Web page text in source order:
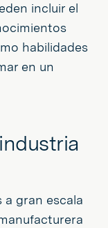
incluir el
habilidades
en un
a gran escala